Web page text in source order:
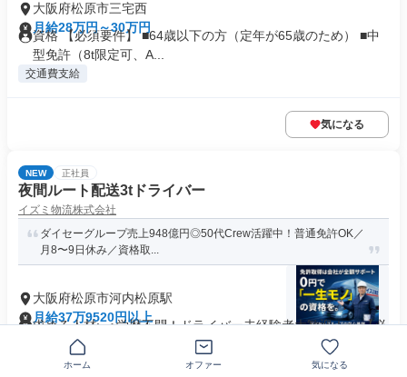
大阪府松原市三宅西
月給28万円～30万円
資格 【必須要件】 ■64歳以下の方（定年が65歳のため） ■中
型免許（8t限定可、A...
交通費支給
気になる
NEW 正社員
夜間ルート配送3tドライバー
イズミ物流株式会社
ダイセーグループ売上948億円◎50代Crew活躍中！普通免許OK／
月8〜9日休み／資格取...
大阪府松原市河内松原駅
月給37万9520円以上
求める人材: ＜学歴不問！ドライバー未経験者大歓迎！＞ 【必
須条件】 ・大型免許をお...
交通費支給
ホーム オファー 気になる